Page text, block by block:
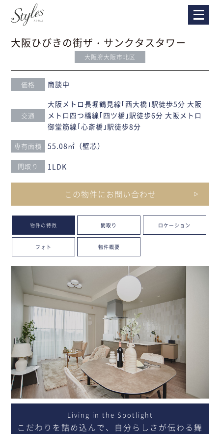
大阪ひびきの街ザ・サンクタスタワー
大阪府大阪市北区
価格 商談中
交通
大阪メトロ長堀鶴見線｢西大橋｣駅徒歩5分 大阪
メトロ四つ橋線｢四ツ橋｣駅徒歩6分 大阪メトロ
御堂筋線｢心斎橋｣駅徒歩8分
専有面積 55.08㎡（壁芯）
間取り 1LDK
この物件にお問い合わせ
物件の特徴 間取り ロケーション
フォト 物件概要
Living in the Spotlight
こだわりを詰め込んで、自分らしさが伝わる舞